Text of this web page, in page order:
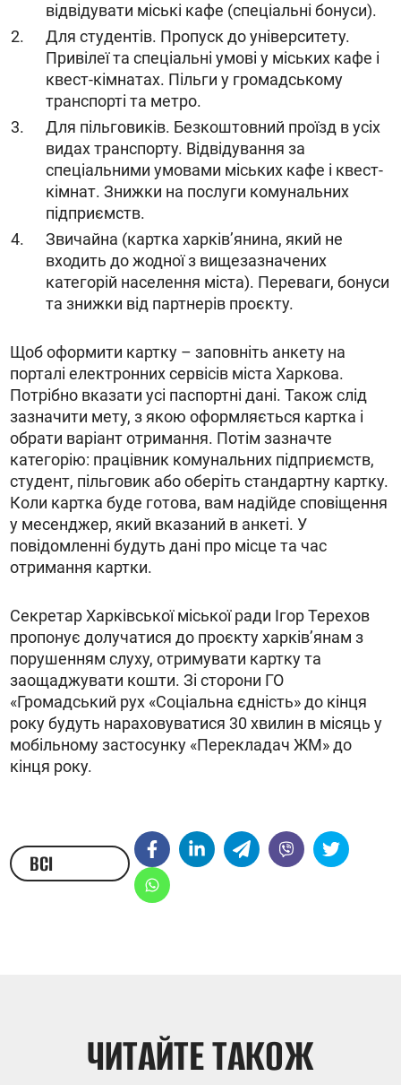
відвідувати міські кафе (спеціальні бонуси).
Для студентів. Пропуск до університету.
Привілеї та спеціальні умові у міських кафе і
квест-кімнатах. Пільги у громадському
транспорті та метро.
Для пільговиків. Безкоштовний проїзд в усіх
видах транспорту. Відвідування за
спеціальними умовами міських кафе і квест-
кімнат. Знижки на послуги комунальних
підприємств.
Звичайна (картка харків’янина, який не
входить до жодної з вищезазначених
категорій населення міста). Переваги, бонуси
та знижки від партнерів проєкту.
Щоб оформити картку – заповніть анкету на
порталі електронних сервісів міста Харкова.
Потрібно вказати усі паспортні дані. Також слід
зазначити мету, з якою оформляється картка і
обрати варіант отримання. Потім зазначте
категорію: працівник комунальних підприємств,
студент, пільговик або оберіть стандартну картку.
Коли картка буде готова, вам надійде сповіщення
у месенджер, який вказаний в анкеті. У
повідомленні будуть дані про місце та час
отримання картки.
Секретар Харківської міської ради Ігор Терехов
пропонує долучатися до проєкту харків’янам з
порушенням слуху, отримувати картку та
заощаджувати кошти. Зі сторони ГО
«Громадський рух «Соціальна єдність» до кінця
року будуть нараховуватися 30 хвилин в місяць у
мобільному застосунку «Перекладач ЖМ» до
кінця року.
ВСІ
ЧИТАЙТЕ ТАКОЖ